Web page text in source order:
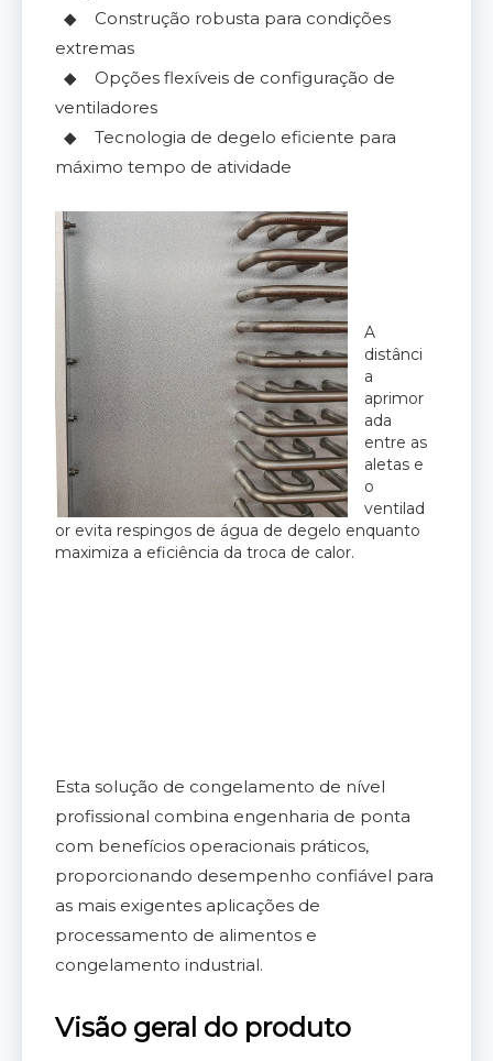
◆ Construção robusta para condições
extremas
◆ Opções flexíveis de configuração de
ventiladores
◆ Tecnologia de degelo eficiente para
máximo tempo de atividade
A
distânci
a
aprimor
ada
entre as
aletas e
o
ventilad
or evita respingos de água de degelo enquanto
maximiza a eficiência da troca de calor.
Esta solução de congelamento de nível
profissional combina engenharia de ponta
com benefícios operacionais práticos,
proporcionando desempenho confiável para
as mais exigentes aplicações de
processamento de alimentos e
congelamento industrial.
Visão geral do produto